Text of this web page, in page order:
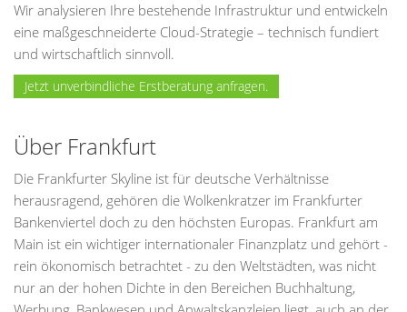
Wir analysieren Ihre bestehende Infrastruktur und entwickeln
eine maßgeschneiderte Cloud-Strategie – technisch fundiert
und wirtschaftlich sinnvoll.
Jetzt unverbindliche Erstberatung anfragen.
Über Frankfurt
Die Frankfurter Skyline ist für deutsche Verhältnisse
herausragend, gehören die Wolkenkratzer im Frankfurter
Bankenviertel doch zu den höchsten Europas. Frankfurt am
Main ist ein wichtiger internationaler Finanzplatz und gehört -
rein ökonomisch betrachtet - zu den Weltstädten, was nicht
nur an der hohen Dichte in den Bereichen Buchhaltung,